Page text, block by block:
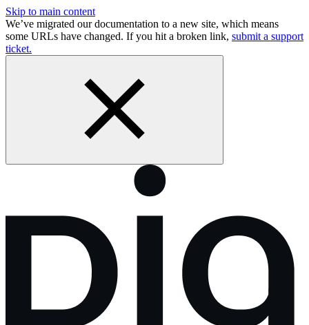
Skip to main content
We’ve migrated our documentation to a new site, which means
some URLs have changed. If you hit a broken link, submit a support
ticket.